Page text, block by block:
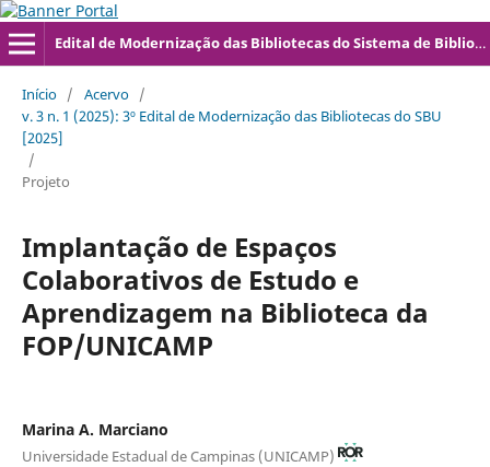
Edital de Modernização das Bibliotecas do Sistema de Bibliotecas da UNICAMP
Início / Acervo /
v. 3 n. 1 (2025): 3º Edital de Modernização das Bibliotecas do SBU
[2025]
/
Projeto
Implantação de Espaços
Colaborativos de Estudo e
Aprendizagem na Biblioteca da
FOP/UNICAMP
Marina A. Marciano
Universidade Estadual de Campinas (UNICAMP)